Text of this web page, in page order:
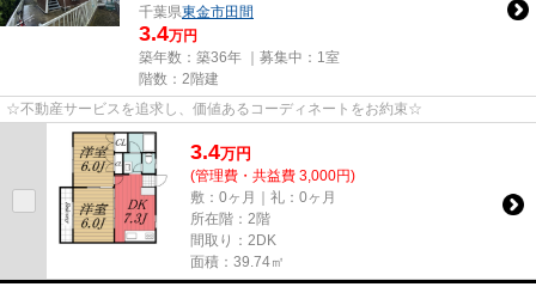
千葉県東金市田間
3.4万円
築年数：築36年 ｜募集中： 1室
階数：2階建
☆不動産サービスを追求し、価値あるコーディネートをお約束☆
3.4万円
(管理費・共益費 3,000円)
敷：0ヶ月｜礼：0ヶ月
所在階：2階
間取り：2DK
面積：39.74㎡